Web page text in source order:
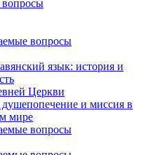
вопросы
вопросы
язык: история и
Церкви
и миссия в
мире
вопросы